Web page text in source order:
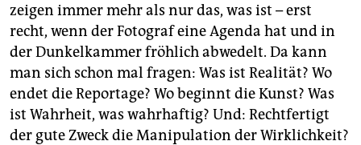
zeigen immer mehr als nur das, was ist – erst
recht, wenn der Fotograf eine Agenda hat und in
der Dunkelkammer fröhlich abwedelt. Da kann
man sich schon mal fragen: Was ist Realität? Wo
endet die Reportage? Wo beginnt die Kunst? Was
ist Wahrheit, was wahrhaftig? Und: Rechtfertigt
der gute Zweck die Manipulation der Wirklichkeit?